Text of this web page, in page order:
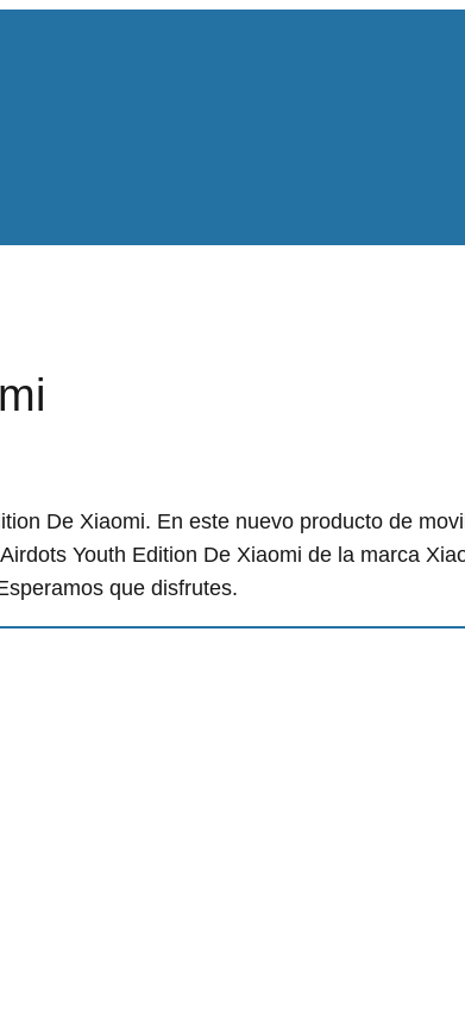
De Xiaomi. En este nuevo producto de
Youth Edition De Xiaomi de la marca
que disfrutes.